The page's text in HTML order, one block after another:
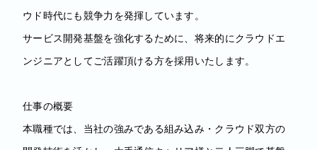
ウド時代にも競争力を発揮しています。
サービス開発基盤を強化するために、将来的にクラウドエ
ンジニアとしてご活躍頂ける方を採用いたします。
仕事の概要
本職種では、当社の強みである組み込み・クラウド双方の